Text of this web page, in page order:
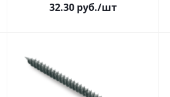
32.30 руб./шт